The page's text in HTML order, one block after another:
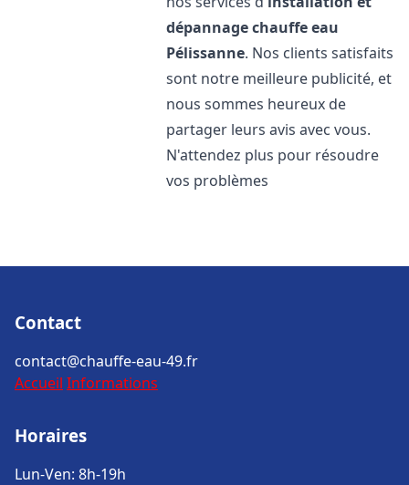
dépannage chauffe eau
Pélissanne. Nos clients satisfaits
sont notre meilleure publicité, et
nous sommes heureux de
partager leurs avis avec vous.
N'attendez plus pour résoudre
vos problèmes
Contact
contact@chauffe-eau-49.fr
Accueil Informations
Horaires
Lun-Ven: 8h-19h